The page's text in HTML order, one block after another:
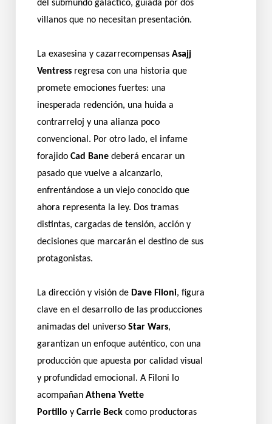
del submundo galáctico, guiada por dos
villanos que no necesitan presentación.
La exasesina y cazarrecompensas Asajj
Ventress regresa con una historia que
promete emociones fuertes: una
inesperada redención, una huida a
contrarreloj y una alianza poco
convencional. Por otro lado, el infame
forajido Cad Bane deberá encarar un
pasado que vuelve a alcanzarlo,
enfrentándose a un viejo conocido que
ahora representa la ley. Dos tramas
distintas, cargadas de tensión, acción y
decisiones que marcarán el destino de sus
protagonistas.
La dirección y visión de Dave Filoni, figura
clave en el desarrollo de las producciones
animadas del universo Star Wars,
garantizan un enfoque auténtico, con una
producción que apuesta por calidad visual
y profundidad emocional. A Filoni lo
acompañan Athena Yvette
Portillo y Carrie Beck como productoras